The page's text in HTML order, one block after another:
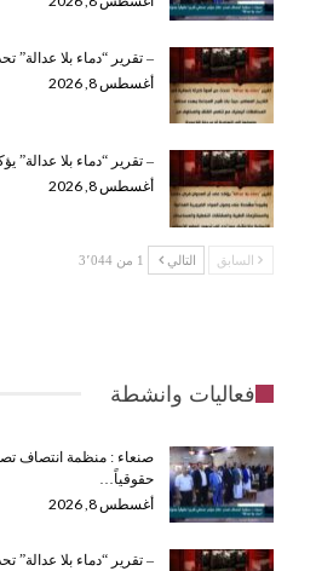
– تقرير “دماء بلا عدالة”
أغسطس 8, 2026
– تقرير “دماء بلا عدالة”
أغسطس 8, 2026
السابق التالي 1 من 3٬044
فعاليات وانشطة
صنعاء : منظمة انتصاف
حقوقياً…
أغسطس 8, 2026
– تقرير “دماء بلا